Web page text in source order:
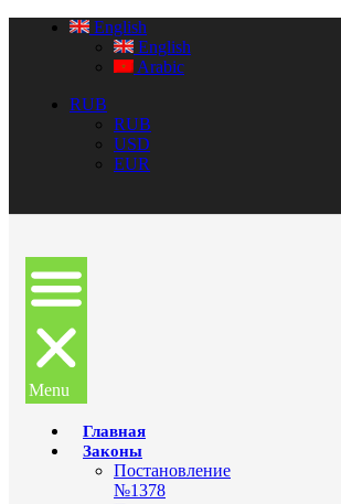
English
English
Arabic
RUB
RUB
USD
EUR
Menu
Главная
Законы
Постановление
№1378